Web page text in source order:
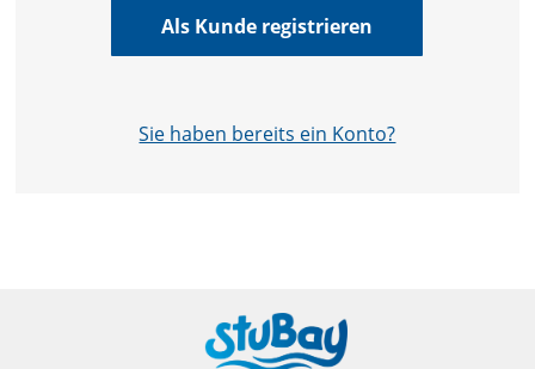
Sie haben bereits ein Konto?